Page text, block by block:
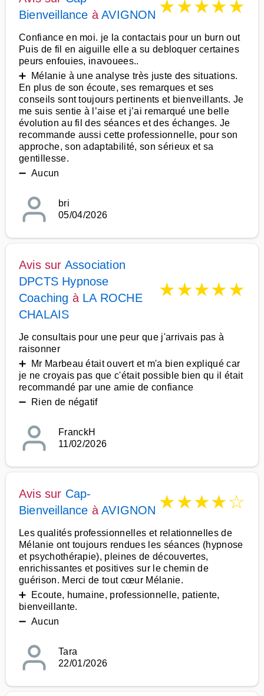
Bienveillance àAVIGNON ★★★★★
Confiance en moi. je la contactais pour un burn out
Puis de fil en aiguille elle a su debloquer certaines
peurs enfouies, inavouees..
➕ Mélanie à une analyse très juste des situations.
En plus de son écoute, ses remarques et ses
conseils sont toujours pertinents et bienveillants. Je
me suis sentie à l’aise et j’ai remarqué une belle
évolution au fil des séances et des échanges. Je
recommande aussi cette professionnelle, pour son
approche, son adaptabilité, son sérieux et sa
gentillesse.
➖ Aucun
bri
05/04/2026
Avis sur Association
DPCTS Hypnose
Coaching à LA ROCHE
CHALAIS
★★★★★
Je consultais pour une peur que j'arrivais pas à
raisonner
➕ Mr Marbeau était ouvert et m'a bien expliqué car
je ne croyais pas que c'était possible bien qu il était
recommandé par une amie de confiance
➖ Rien de négatif
FranckH
11/02/2026
Avis sur Cap-
Bienveillance àAVIGNON ★★★★☆
Les qualités professionnelles et relationnelles de
Mélanie ont toujours rendues les séances (hypnose
et psychothérapie), pleines de découvertes,
enrichissantes et positives sur le chemin de
guérison. Merci de tout cœur Mélanie.
➕ Ecoute, humaine, professionnelle, patiente,
bienveillante.
➖ Aucun
Tara
22/01/2026